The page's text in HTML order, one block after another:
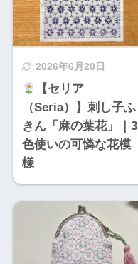
2026年6月20日
【セリア
（Seria）】刺し子ふ
きん「麻の葉花」｜3
色使いの可憐な花模
様